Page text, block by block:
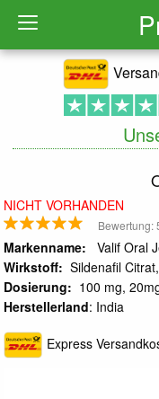
NICHT VORHANDEN
Bewertung:
Markenname:
Valif Oral
Wirkstoff: Sildenafil
Dosierung: 100 mg,
Herstellerland: India
Express